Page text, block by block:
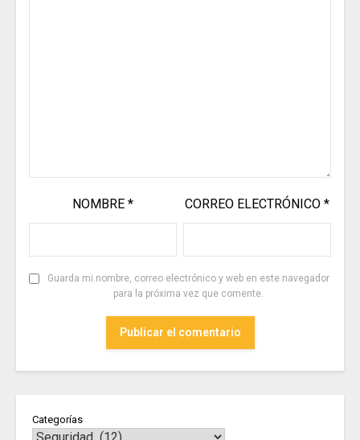
NOMBRE* CORREO ELECTRÓNICO *
Guarda mi nombre, correo electrónico y web en este navegador
para la próxima vez que comente.
Categorías